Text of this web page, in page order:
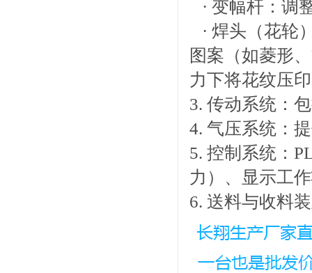
· 变幅杆：调
· 焊头（花轮
图案（如菱形
力下将花纹压
3. 传动系统：
4. 气压系统：
5. 控制系统：
力）、显示工
6. 送料与收料